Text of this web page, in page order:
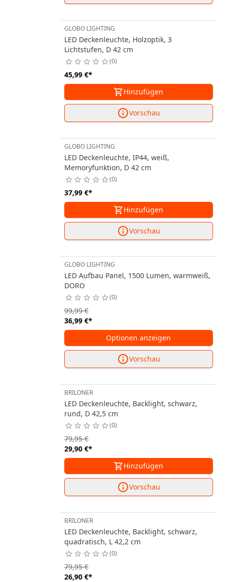
GLOBO LIGHTING
LED Deckenleuchte, Holzoptik, 3
Lichtstufen, D 42 cm
0
45,99 €*
Hinzufügen
Vorschau
GLOBO LIGHTING
LED Deckenleuchte, IP44, weiß,
Memoryfunktion, D 42 cm
0
37,99 €*
Hinzufügen
Vorschau
GLOBO LIGHTING
LED Aufbau Panel, 1500 Lumen, warmweiß,
DORO
0
36,99 €*
99,99 €
Optionen anzeigen
Vorschau
BRILONER
LED Deckenleuchte, Backlight, schwarz,
rund, D 42,5 cm
0
29,90 €*
79,95 €
Hinzufügen
Vorschau
BRILONER
LED Deckenleuchte, Backlight, schwarz,
quadratisch, L 42,2 cm
0
26,90 €*
79,95 €